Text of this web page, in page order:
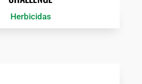
Herbicidas